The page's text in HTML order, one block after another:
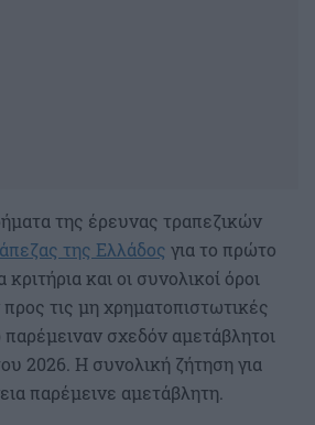
της έρευνας τραπεζικών
της Ελλάδος για το πρώτο
και οι συνολικοί όροι
τις μη χρηματοπιστωτικές
σχεδόν αμετάβλητοι
2026. Η συνολική ζήτηση για
παρέμεινε αμετάβλητη.